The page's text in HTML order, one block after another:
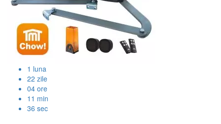
1 luna
22 zile
04 ore
11 min
36 sec